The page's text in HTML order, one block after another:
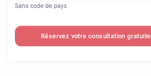
Sans code de pays
Réservez votre consultation gratuite